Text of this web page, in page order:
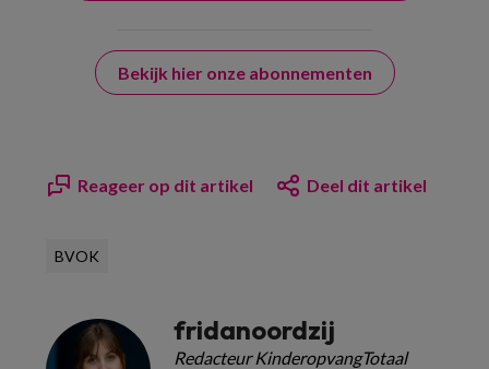
Bekijk hier onze abonnementen
Reageer op dit artikel Deel dit artikel
BVOK
fridanoordzij
Redacteur KinderopvangTotaal